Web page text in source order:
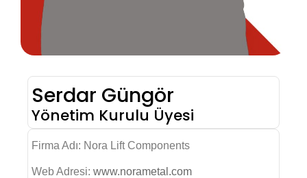
Serdar Güngör
Yönetim Kurulu Üyesi
Firma Adı: Nora Lift Components
Web Adresi: www.norametal.com